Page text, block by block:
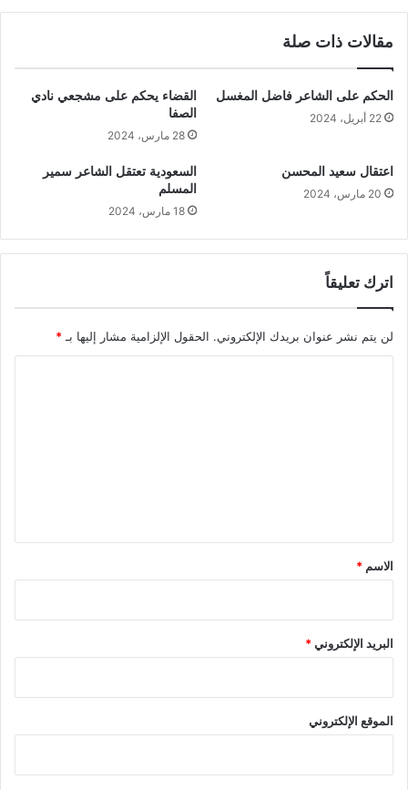
مقالات ذات صلة
الحكم على الشاعر فاضل المغسل
22 أبريل، 2024
القضاء يحكم على مشجعي نادي
الصفا
28 مارس، 2024
اعتقال سعيد المحسن
20 مارس، 2024
السعودية تعتقل الشاعر سمير
المسلم
18 مارس، 2024
اترك تعليقاً
لن يتم نشر عنوان بريدك الإلكتروني. الحقول الإلزامية مشار إليها بـ *
*
الاسم *
البريد الإلكتروني*
الموقع الإلكتروني